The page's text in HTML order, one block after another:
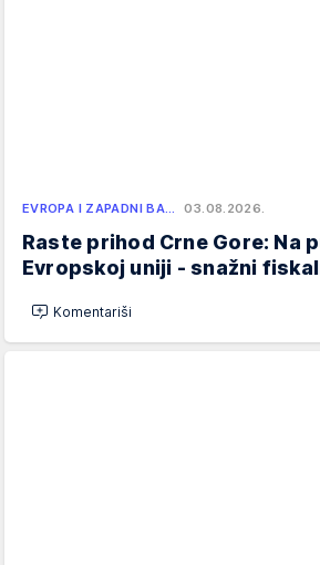
EVROPA I ZAPADNI BA… 03.08.2026.
Raste prihod Crne Gore: Na
Evropskoj uniji - snažni
Komentariši